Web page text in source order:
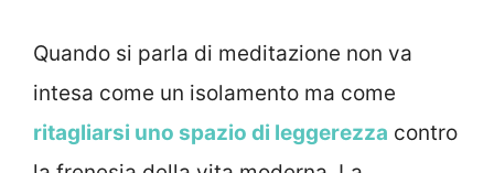
Quando si parla di meditazione non va
intesa come un isolamento ma come
ritagliarsi uno spazio di leggerezza contro